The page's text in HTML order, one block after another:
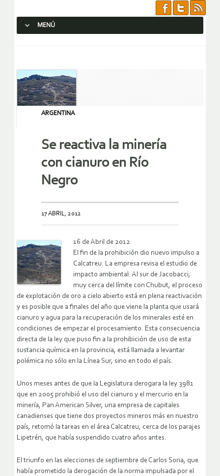
MENÚ
ARGENTINA
Se reactiva la minería
con cianuro en Río
Negro
17 ABRIL, 2012
16 de Abril de 2012
El fin de la prohibición dio nuevo impulso a
Calcatreu. La empresa revisa el estudio de
impacto ambiental. Al sur de Jacobacci,
muy cerca del límite con Chubut, el proceso
de explotación de oro a cielo abierto está en plena reactivación
y es posible que a finales del año que viene la planta que usará
cianuro y agua para la recuperación de los minerales esté en
condiciones de empezar el procesamiento. Esta consecuencia
directa de la ley que puso fin a la prohibición de uso de esta
sustancia química en la provincia, está llamada a levantar
polémica no sólo en la Línea Sur, sino en todo el país.
Unos meses antes de que la Legislatura derogara la ley 3981
que en 2005 prohibió el uso del cianuro y el mercurio en la
minería, Pan American Silver, una empresa de capitales
canadienses que tiene dos proyectos mineros más en nuestro
país, retomó la tareas en el área Calcatreu, cerca de los parajes
Lipetrén, que había suspendido cuatro años antes.
El triunfo en las elecciones de septiembre de Carlos Soria, que
había prometido la derogación de la norma impulsada por el